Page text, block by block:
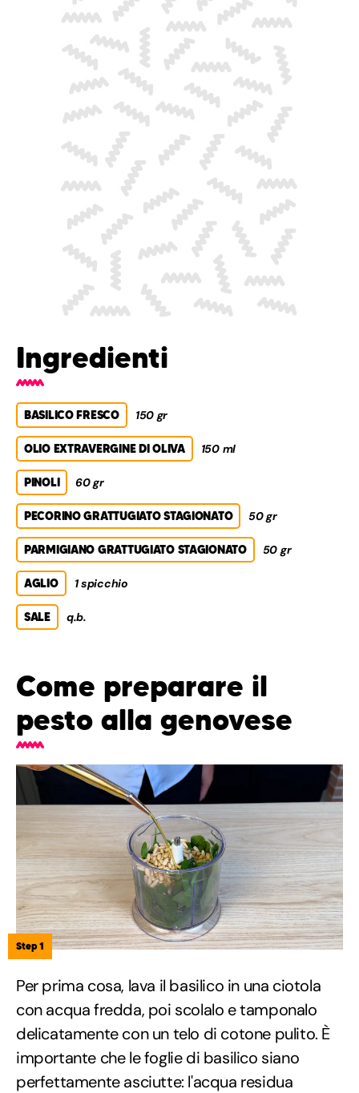
Ingredienti
BASILICO FRESCO 150 gr
OLIO EXTRAVERGINE DI OLIVA 150 ml
PINOLI 60 gr
PECORINO GRATTUGIATO STAGIONATO 50 gr
PARMIGIANO GRATTUGIATO STAGIONATO 50 gr
AGLIO 1 spicchio
SALE q.b.
Come preparare il
pesto alla genovese
Step 1
Per prima cosa, lava il basilico in una ciotola
con acqua fredda, poi scolalo e tamponalo
delicatamente con un telo di cotone pulito. È
importante che le foglie di basilico siano
perfettamente asciutte: l'acqua residua